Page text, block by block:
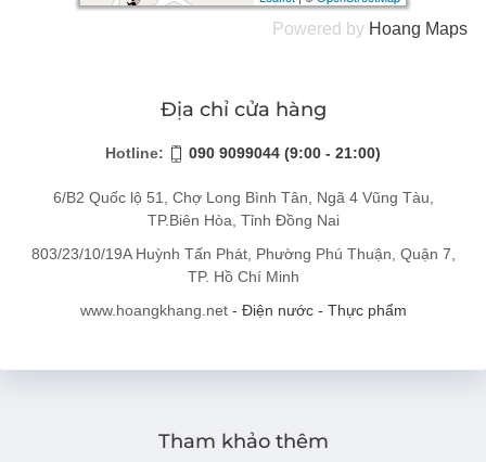
Powered by Hoang Maps
Địa chỉ cửa hàng
Hotline: 090 9099044 (9:00 - 21:00)
6/B2 Quốc lộ 51, Chợ Long Bình Tân, Ngã 4 Vũng Tàu,
TP.Biên Hòa, Tỉnh Đồng Nai
803/23/10/19A Huỳnh Tấn Phát, Phường Phú Thuận, Quận 7,
TP. Hồ Chí Minh
www.hoangkhang.net - Điện nước - Thực phẩm
Tham khảo thêm